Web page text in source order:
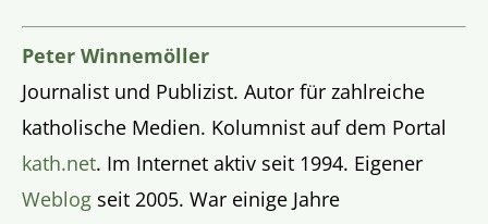
Peter Winnemöller
Journalist und Publizist. Autor für zahlreiche
katholische Medien. Kolumnist auf dem Portal
kath.net. Im Internet aktiv seit 1994. Eigener
Weblog seit 2005. War einige Jahre